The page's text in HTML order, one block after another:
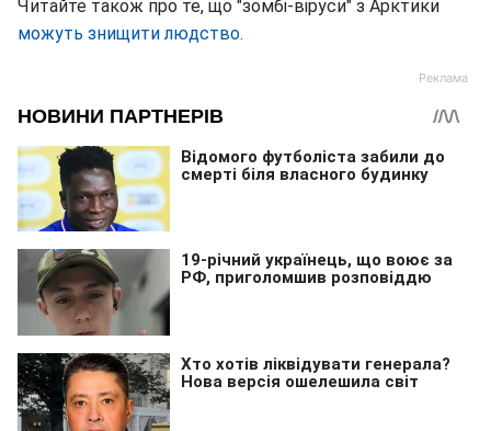
Читайте також про те, що "зомбі-віруси" з Арктики
можуть знищити людство.